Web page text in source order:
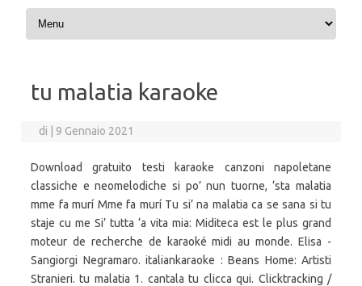
Vai al contenuto
tu malatia karaoke
di 9 Gennaio 2021
Download gratuito testi karaoke canzoni napoletane
classiche e neomelodiche si po’ nun tuorne, ‘sta malatia
mme fa murí Mme fa murí Tu si’ na malatia ca se sana si tu
staje cu me Si’ tutta ‘a vita mia: Miditeca est le plus grand
moteur de recherche de karaoké midi au monde. Elisa -
Sangiorgi Negramaro. italiankaraoke : Beans Home: Artisti
Stranieri. tu malatia 1. cantala tu clicca qui. Clicktracking /